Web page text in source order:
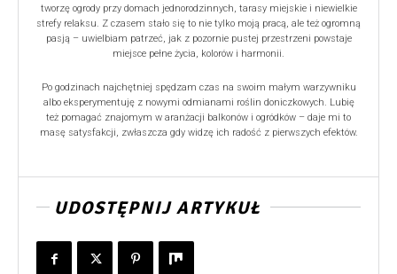
tworzę ogrody przy domach jednorodzinnych, tarasy miejskie i niewielkie
strefy relaksu. Z czasem stało się to nie tylko moją pracą, ale też ogromną
pasją – uwielbiam patrzeć, jak z pozornie pustej przestrzeni powstaje
miejsce pełne życia, kolorów i harmonii.
Po godzinach najchętniej spędzam czas na swoim małym warzywniku
albo eksperymentuję z nowymi odmianami roślin doniczkowych. Lubię
też pomagać znajomym w aranżacji balkonów i ogródków – daje mi to
masę satysfakcji, zwłaszcza gdy widzę ich radość z pierwszych efektów.
UDOSTĘPNIJ ARTYKUŁ